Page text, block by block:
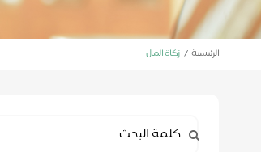
الرئيسية زكاة المال